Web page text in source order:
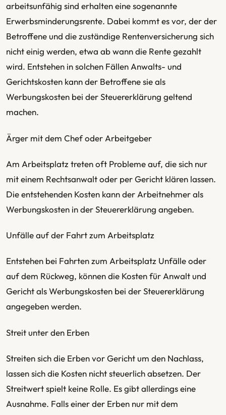
arbeitsunfähig sind erhalten eine sogenannte
Erwerbsminderungsrente. Dabei kommt es vor, der der
Betroffene und die zuständige Rentenversicherung sich
nicht einig werden, etwa ab wann die Rente gezahlt
wird. Entstehen in solchen Fällen Anwalts- und
Gerichtskosten kann der Betroffene sie als
Werbungskosten bei der Steuererklärung geltend
machen.
Ärger mit dem Chef oder Arbeitgeber
Am Arbeitsplatz treten oft Probleme auf, die sich nur
mit einem Rechtsanwalt oder per Gericht klären lassen.
Die entstehenden Kosten kann der Arbeitnehmer als
Werbungskosten in der Steuererklärung angeben.
Unfälle auf der Fahrt zum Arbeitsplatz
Entstehen bei Fahrten zum Arbeitsplatz Unfälle oder
auf dem Rückweg, können die Kosten für Anwalt und
Gericht als Werbungskosten bei der Steuererklärung
angegeben werden.
Streit unter den Erben
Streiten sich die Erben vor Gericht um den Nachlass,
lassen sich die Kosten nicht steuerlich absetzen. Der
Streitwert spielt keine Rolle. Es gibt allerdings eine
Ausnahme. Falls einer der Erben nur mit dem